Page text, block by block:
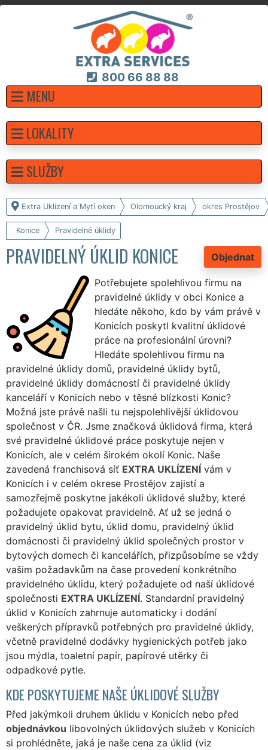
800 66 88 88
MENU
Extra Uklízení a Mytí oken Olomoucký kraj okres Prostějov
Konice Pravidelné úklidy
Objednat
PRAVIDELNÝ ÚKLID KONICE
Potřebujete spolehlivou firmu na
pravidelné úklidy v obci Konice a
hledáte někoho, kdo by vám právě v
Konicích poskytl kvalitní úklidové
práce na profesionální úrovni?
Hledáte spolehlivou firmu na
pravidelné úklidy domů, pravidelné úklidy bytů,
pravidelné úklidy domácností či pravidelné úklidy
kanceláří v Konicích nebo v těsné blízkosti Konic?
Možná jste právě našli tu nejspolehlivější úklidovou
společnost v ČR. Jsme značková úklidová firma, která
své pravidelné úklidové práce poskytuje nejen v
Konicích, ale v celém širokém okolí Konic. Naše
zavedená franchisová síť EXTRA UKLÍZENÍ vám v
Konicích i v celém okrese Prostějov zajistí a
samozřejmě poskytne jakékoli úklidové služby, které
požadujete opakovat pravidelně. Ať už se jedná o
pravidelný úklid bytu, úklid domu, pravidelný úklid
domácnosti či pravidelný úklid společných prostor v
bytových domech či kancelářích, přizpůsobíme se vždy
vašim požadavkům na čase provedení konkrétního
pravidelného úklidu, který požadujete od naší úklidové
společnosti EXTRA UKLÍZENÍ. Standardní pravidelný
úklid v Konicích zahrnuje automaticky i dodání
veškerých přípravků potřebných pro pravidelné úklidy,
včetně pravidelné dodávky hygienických potřeb jako
jsou mýdla, toaletní papír, papírové utěrky či
odpadkové pytle.
KDE POSKYTUJEME NAŠE ÚKLIDOVÉ SLUŽBY
Před jakýmkoli druhem úklidu v Konicích nebo před
objednávkou libovolných úklidových služeb v Konicích
si prohlédněte, jaká je naše cena za úklid (viz
LOKALITY
SLUŽBY